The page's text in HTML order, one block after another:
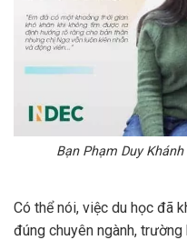
Bạn Phạm Duy
Có thể nói, việc du học đã
đúng chuyên ngành,